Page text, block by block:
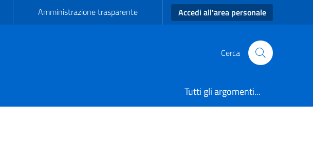
Amministrazione trasparente Accedi all'area personale
Cerca
Tutti gli argomenti...